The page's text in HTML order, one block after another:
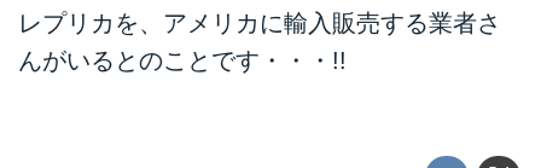
レプリカを、アメリカに輸入販売する業者さ
んがいるとのことです・・・!!